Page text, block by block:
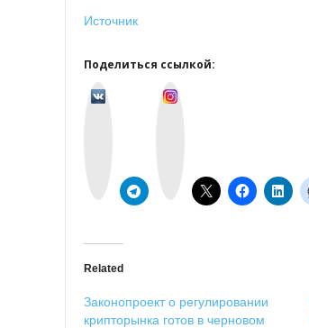
Источник
Поделиться ссылкой:
Related
Законопроект о регулировании
крипторынка готов в черновом